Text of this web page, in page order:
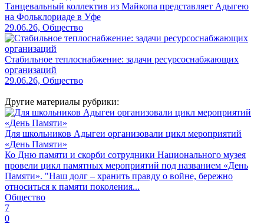
Танцевальный коллектив из Майкопа представляет Адыгею
на Фольклориаде в Уфе
29.06.26, Общество
Стабильное теплоснабжение: задачи ресурсоснабжающих
организаций
29.06.26, Общество
Другие материалы рубрики:
Для школьников Адыгеи организовали цикл мероприятий
«День Памяти»
Ко Дню памяти и скорби сотрудники Национального музея
провели цикл памятных мероприятий под названием «День
Памяти». "Наш долг – хранить правду о войне, бережно
относиться к памяти поколения...
Общество
7
0